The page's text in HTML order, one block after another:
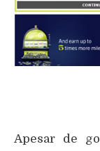
Apesar de